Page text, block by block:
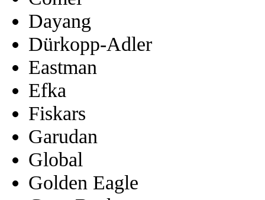
Dayang
Dürkopp-Adler
Eastman
Efka
Fiskars
Garudan
Global
Golden Eagle